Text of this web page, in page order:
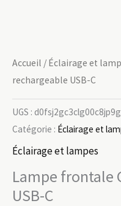
Accueil / Éclairage et
rechargeable USB-C
UGS : d0fsj2gc3clg00c8jp9g
Catégorie : Éclairage et
Éclairage et lampes
Lampe frontale
USB-C